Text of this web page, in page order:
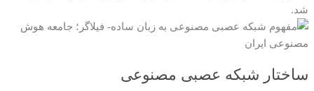
شد.
ساختار شبکه عصبی مصنوعی